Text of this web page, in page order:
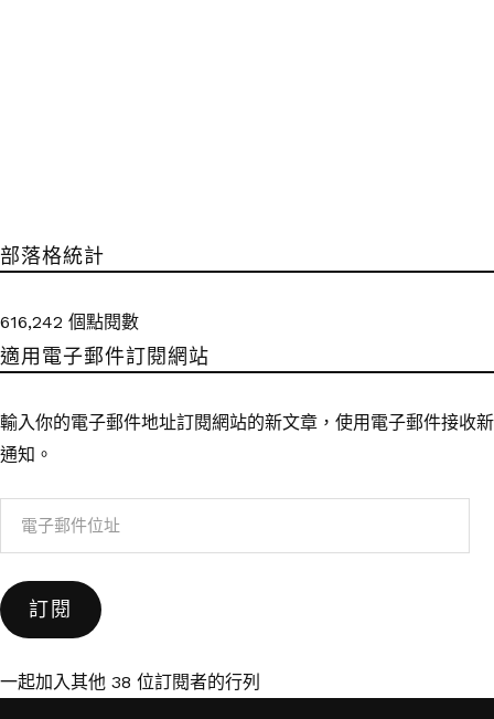
部落格統計
616,242 個點閱數
適用電子郵件訂閱網站
輸入你的電子郵件地址訂閱網站的新文章，使用電子郵件接收新
通知。
件
位
訂閱
一起加入其他 38 位訂閱者的行列